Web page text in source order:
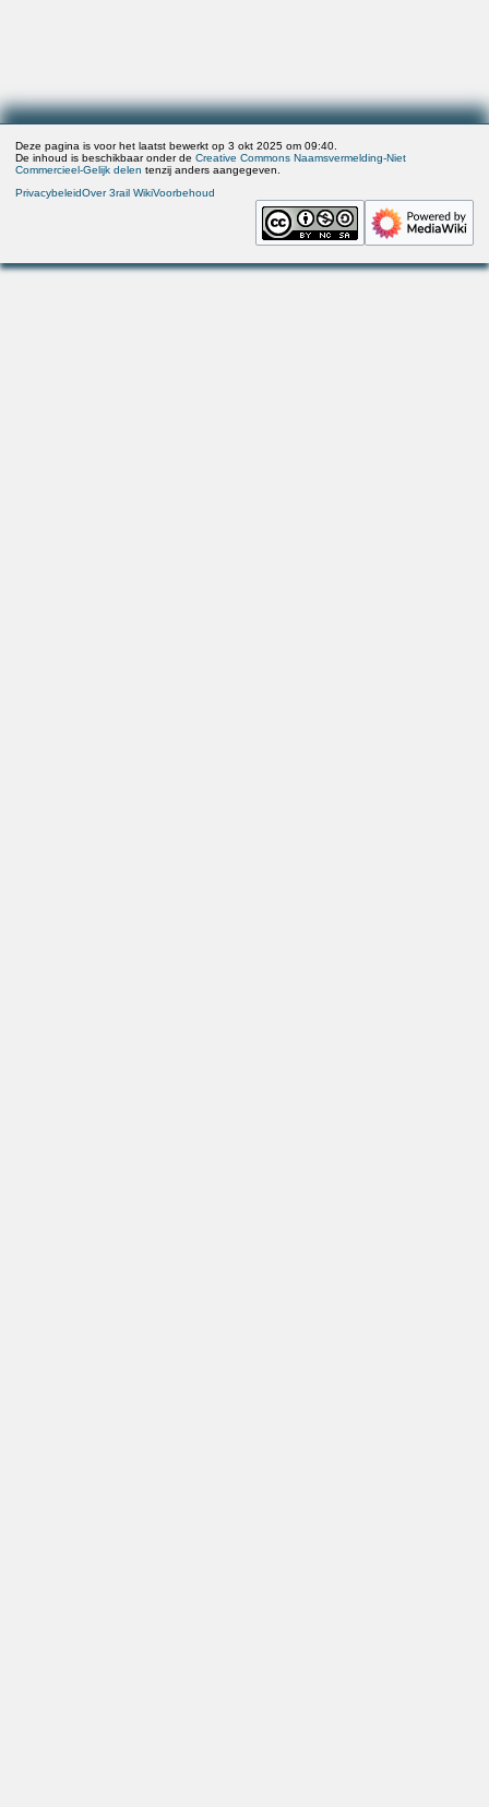
Deze pagina is voor het laatst bewerkt op 3 okt 2025 om 09:40.
De inhoud is beschikbaar onder deCreative Commons Naamsvermelding-Niet
Commercieel-Gelijk delen tenzij anders aangegeven.
PrivacybeleidOver 3rail WikiVoorbehoud